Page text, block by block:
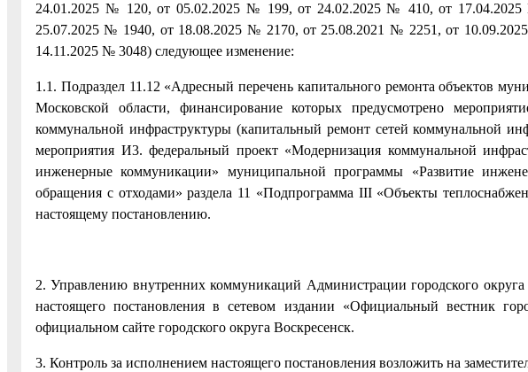
24.01.2025 № 120, от 05.02.2025 № 199, от 24.02.2025 № 410, от
25.07.2025 № 1940, от 18.08.2025 № 2170, от 25.08.2021 № 2251, от
14.11.2025 № 3048) следующее изменение:
1.1. Подраздел 11.12 «Адресный перечень капитального ремонта объектов
Московской области, финансирование которых предусмотрено
коммунальной инфраструктуры (капитальный ремонт сетей коммунальной
мероприятия И3. федеральный проект «Модернизация коммунальной
инженерные коммуникации» муниципальной программы «Развитие
обращения с отходами» раздела 11 «Подпрограмма III «Объекты
настоящему постановлению.
2. Управлению внутренних коммуникаций Администрации городского
настоящего постановления в сетевом издании «Официальный вестник
официальном сайте городского округа Воскресенск.
3. Контроль за исполнением настоящего постановления возложить на